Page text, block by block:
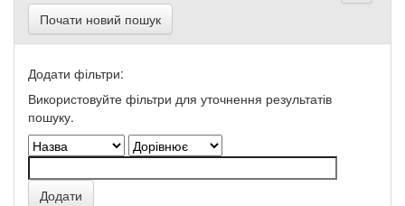
Почати новий пошук
Додати фільтри:
Використовуйте фільтри для уточнення результатів
пошуку.